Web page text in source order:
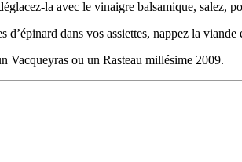
la avec le vinaigre balsamique, salez,
dans vos assiettes, nappez la
Vacqueyras ou un Rasteau millésime 2009.